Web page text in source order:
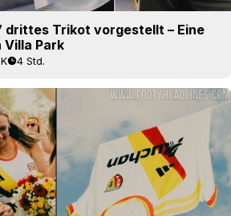
drittes Trikot vorgestellt – Eine
Villa Park
4 Std.